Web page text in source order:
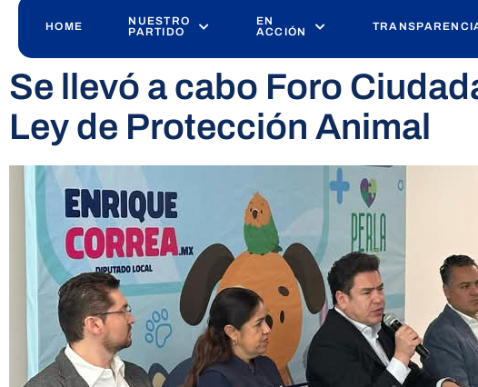
HOME
NUESTRO
PARTIDO
EN
ACCIÓN
Se llevó a cabo Foro
Ley de Protección Animal